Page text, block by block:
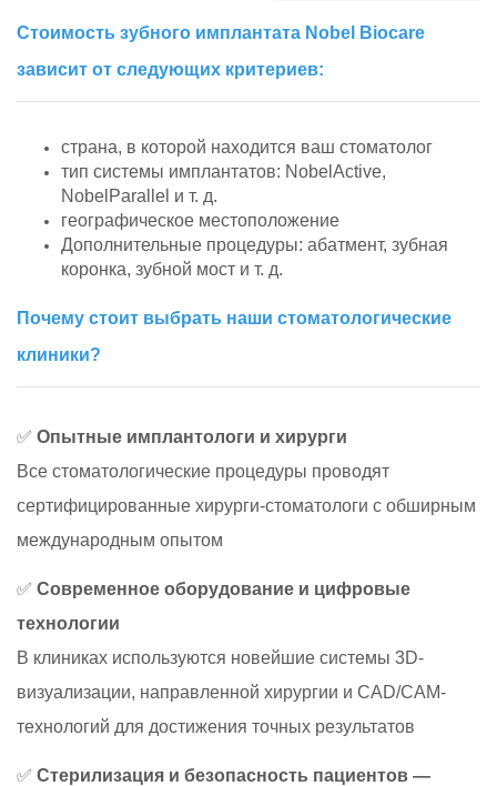
Стоимость зубного имплантата Nobel Biocare
зависит от следующих критериев:
страна, в которой находится ваш стоматолог
тип системы имплантатов: NobelActive,
NobelParallel и т. д.
географическое местоположение
Дополнительные процедуры: абатмент, зубная
коронка, зубной мост и т. д.
Почему стоит выбрать наши стоматологические
клиники?
✅ Опытные имплантологи и хирурги
Все стоматологические процедуры проводят
сертифицированные хирурги-стоматологи с обширным
международным опытом
✅ Современное оборудование и цифровые
технологии
В клиниках используются новейшие системы 3D-
визуализации, направленной хирургии и CAD/CAM-
технологий для достижения точных результатов
✅ Стерилизация и безопасность пациентов —